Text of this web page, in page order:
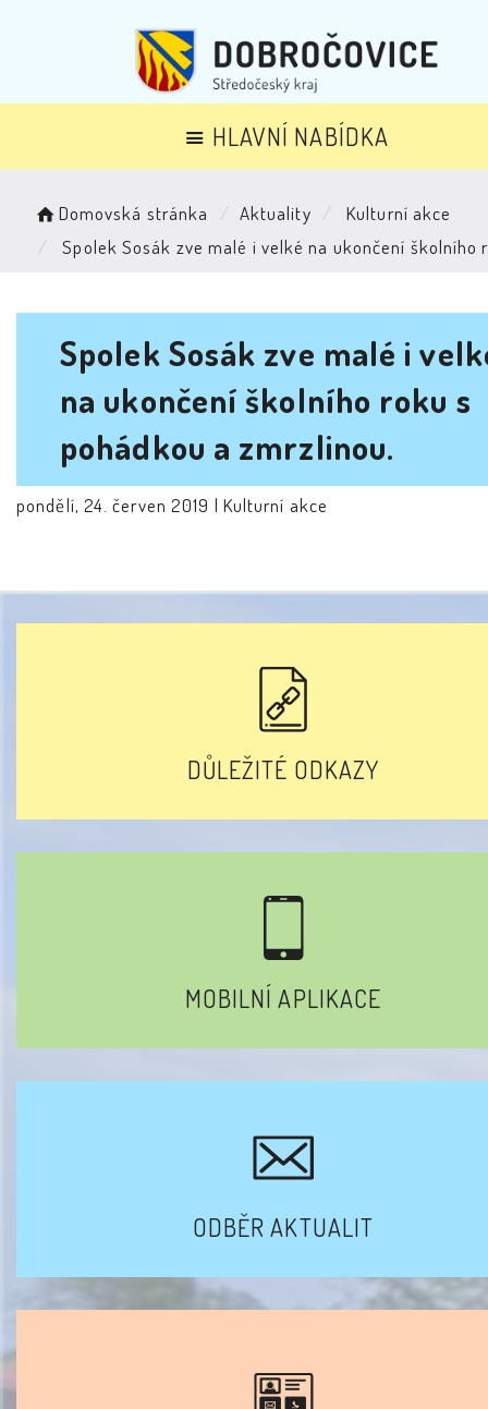
HLAVNÍ NABÍDKA
Domovská stránka Aktuality
Kulturní akce
Spolek Sosák zve malé i velké na ukončení školního
Spolek Sosák zve malé i
na ukončení školního roku s
pohádkou a zmrzlinou.
pondělí, 24. červen 2019 | Kulturní akce
DŮLEŽITÉ ODKAZY
MOBILNÍ APLIKACE
ODBĚR AKTUALIT